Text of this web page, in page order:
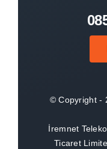
© Copyright -
İremnet
Ticaret